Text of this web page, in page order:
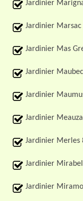
Jardinier
Jardinier Marsac
Jardinier Mas
Jardinier
Jardinier
Jardinier
Jardinier Merles
Jardinier
Jardinier